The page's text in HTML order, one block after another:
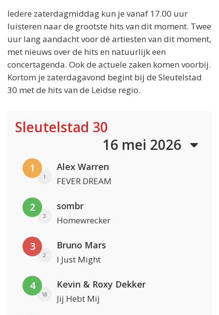
Iedere zaterdagmiddag kun je vanaf 17.00 uur
luisteren naar de grootste hits van dit moment. Twee
uur lang aandacht voor dé artiesten van dit moment,
met nieuws over de hits en natuurlijk een
concertagenda. Ook de actuele zaken komen voorbij.
Kortom je zaterdagavond begint bij de Sleutelstad
30 met de hits van de Leidse regio.
Sleutelstad 30
16 mei 2026
1
1
Alex Warren
FEVER DREAM
2
3
sombr
Homewrecker
3
2
Bruno Mars
I Just Might
4
18
Kevin & Roxy Dekker
Jij Hebt Mij